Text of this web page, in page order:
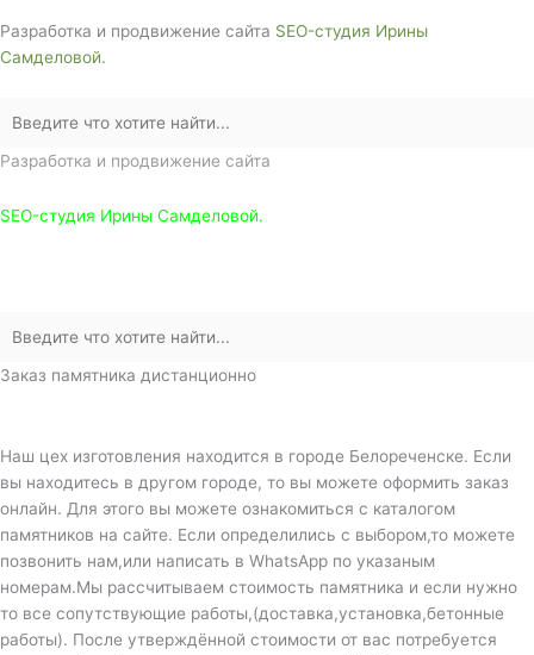
Разработка и продвижение сайта SEO-студия Ирины
Самделовой.
Разработка и продвижение сайта
SEO-студия Ирины Самделовой.
Заказ памятника дистанционно
Наш цех изготовления находится в городе Белореченске. Если
вы находитесь в другом городе, то вы можете оформить заказ
онлайн. Для этого вы можете ознакомиться с каталогом
памятников на сайте. Если определились с выбором,то можете
позвонить нам,или написать в WhatsApp по указаным
номерам.Мы рассчитываем стоимость памятника и если нужно
то все сопутствующие работы,(доставка,установка,бетонные
работы). После утверждённой стоимости от вас потребуется